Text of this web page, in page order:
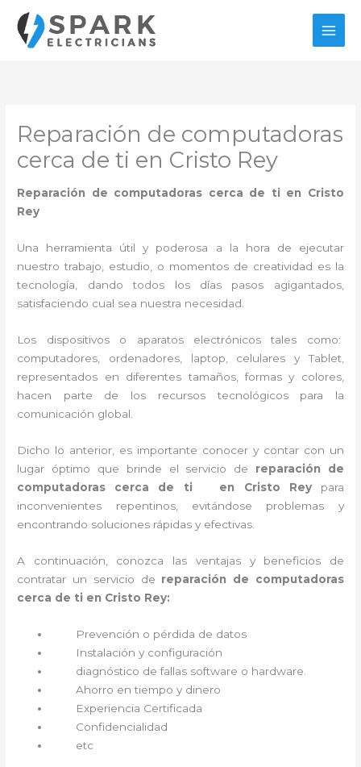
contenido
Reparación de computadoras
cerca de ti en Cristo Rey
Reparación de computadoras cerca de ti en Cristo
Rey
Una herramienta útil y poderosa a la hora de ejecutar
nuestro trabajo, estudio, o momentos de creatividad es la
tecnología, dando todos los días pasos agigantados,
satisfaciendo cual sea nuestra necesidad.
Los dispositivos o aparatos electrónicos tales como:
computadores, ordenadores, laptop, celulares y Tablet,
representados en diferentes tamaños, formas y colores,
hacen parte de los recursos tecnológicos para la
comunicación global.
Dicho lo anterior, es importante conocer y contar con un
lugar óptimo que brinde el servicio de reparación de
computadoras cerca de ti en Cristo Rey para
inconvenientes repentinos, evitándose problemas y
encontrando soluciones rápidas y efectivas.
A continuación, conozca las ventajas y beneficios de
contratar un servicio de reparación de computadoras
cerca de ti en Cristo Rey:
Prevención o pérdida de datos
Instalación y configuración
diagnóstico de fallas software o hardware
Ahorro en tiempo y dinero
Experiencia Certificada
Confidencialidad
etc